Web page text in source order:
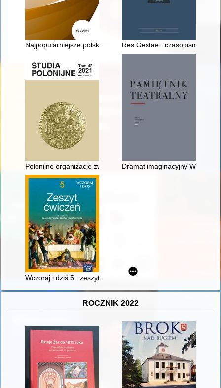
Najpopularniejsze polskie portale historyczne : próba analizy
Res Gestae : czasopismo
Polonijne organizacje zwalczające nałogi w Stanach
Dramat imaginacyjny
Wczoraj i dziś 5 : zeszyt ćwiczeń do historii dla klasy piątej
ROCZNIK 2022